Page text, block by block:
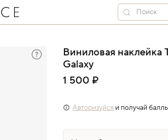
Виниловая наклейка
Galaxy
1 500 ₽
Авторизуйся и получай